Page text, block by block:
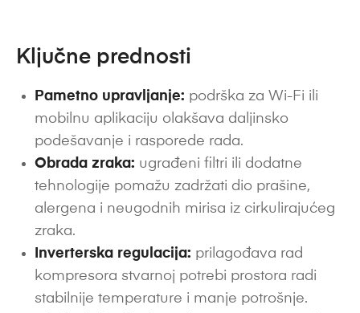
Ključne prednosti
Pametno upravljanje: podrška za Wi-Fi ili
mobilnu aplikaciju olakšava daljinsko
podešavanje i rasporede rada.
Obrada zraka: ugrađeni filtri ili dodatne
tehnologije pomažu zadržati dio prašine,
alergena i neugodnih mirisa iz cirkulirajućeg
zraka.
Inverterska regulacija: prilagođava rad
kompresora stvarnoj potrebi prostora radi
stabilnije temperature i manje potrošnje.